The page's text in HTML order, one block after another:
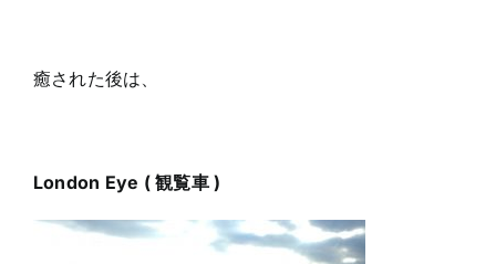
癒された後は、
London Eye ( 観覧車 )